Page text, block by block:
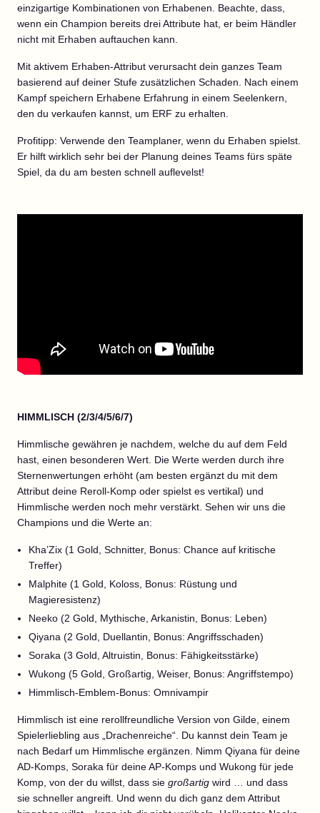
einzigartige Kombinationen von Erhabenen. Beachte, dass,
wenn ein Champion bereits drei Attribute hat, er beim Händler
nicht mit Erhaben auftauchen kann.
Mit aktivem Erhaben-Attribut verursacht dein ganzes Team
basierend auf deiner Stufe zusätzlichen Schaden. Nach einem
Kampf speichern Erhabene Erfahrung in einem Seelenkern,
den du verkaufen kannst, um ERF zu erhalten.
Profitipp: Verwende den Teamplaner, wenn du Erhaben spielst.
Er hilft wirklich sehr bei der Planung deines Teams fürs späte
Spiel, da du am besten schnell auflevelst!
HIMMLISCH (2/3/4/5/6/7)
Himmlische gewähren je nachdem, welche du auf dem Feld
hast, einen besonderen Wert. Die Werte werden durch ihre
Sternenwertungen erhöht (am besten ergänzt du mit dem
Attribut deine Reroll-Komp oder spielst es vertikal) und
Himmlische werden noch mehr verstärkt. Sehen wir uns die
Champions und die Werte an:
Kha’Zix (1 Gold, Schnitter, Bonus: Chance auf kritische
Treffer)
Malphite (1 Gold, Koloss, Bonus: Rüstung und
Magieresistenz)
Neeko (2 Gold, Mythische, Arkanistin, Bonus: Leben)
Qiyana (2 Gold, Duellantin, Bonus: Angriffsschaden)
Soraka (3 Gold, Altruistin, Bonus: Fähigkeitsstärke)
Wukong (5 Gold, Großartig, Weiser, Bonus: Angriffstempo)
Himmlisch-Emblem-Bonus: Omnivampir
Himmlisch ist eine rerollfreundliche Version von Gilde, einem
Spielerliebling aus „Drachenreiche“. Du kannst dein Team je
nach Bedarf um Himmlische ergänzen. Nimm Qiyana für deine
AD-Komps, Soraka für deine AP-Komps und Wukong für jede
Komp, von der du willst, dass sie großartig wird … und dass
sie schneller angreift. Und wenn du dich ganz dem Attribut